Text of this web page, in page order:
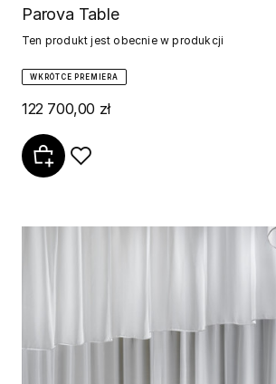
Parova Table
Ten produkt jest obecnie w produkcji
WKRÓTCE PREMIERA
122 700,00 zł